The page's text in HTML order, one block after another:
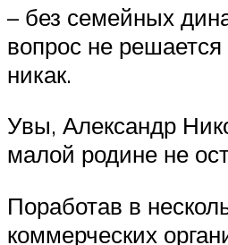
– без семейных
вопрос не решается
никак.
Увы, Александр
малой родине не
Поработав в
коммерческих